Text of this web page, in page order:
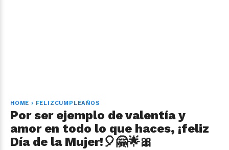
HOME › FELIZCUMPLEAÑOS
Por ser ejemplo de valentía y
amor en todo lo que haces, ¡feliz
Día de la Mujer!🎈🤗🌟🎀